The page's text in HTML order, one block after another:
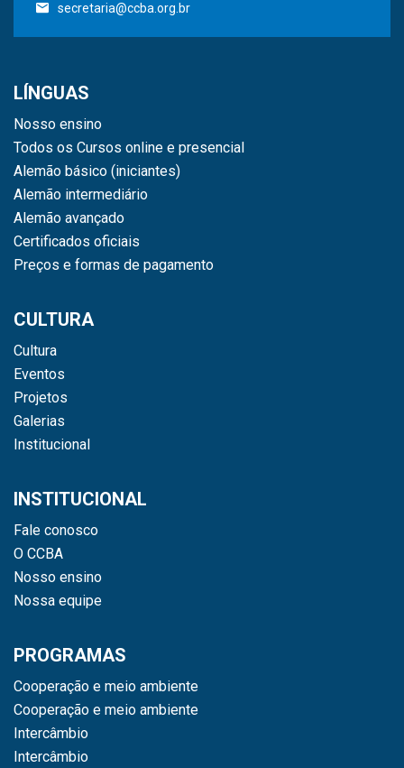
secretaria@ccba.org.br
LÍNGUAS
Nosso ensino
Todos os Cursos online e presencial
Alemão básico (iniciantes)
Alemão intermediário
Alemão avançado
Certificados oficiais
Preços e formas de pagamento
CULTURA
Cultura
Eventos
Projetos
Galerias
Institucional
INSTITUCIONAL
Fale conosco
O CCBA
Nosso ensino
Nossa equipe
PROGRAMAS
Cooperação e meio ambiente
Cooperação e meio ambiente
Intercâmbio
Intercâmbio